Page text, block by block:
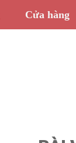
Cửa hàng